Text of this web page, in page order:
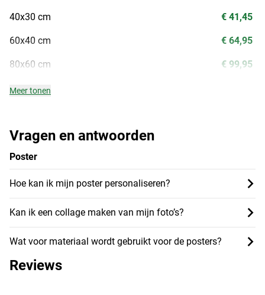
Vragen en antwoorden
Poster
Hoe kan ik mijn poster personaliseren?
Kan ik een collage maken van mijn foto’s?
Wat voor materiaal wordt gebruikt voor de posters?
40x30 cm
60x40 cm
80x60 cm
€ 41,45
€ 64,95
€ 99,95
Meer tonen
Reviews